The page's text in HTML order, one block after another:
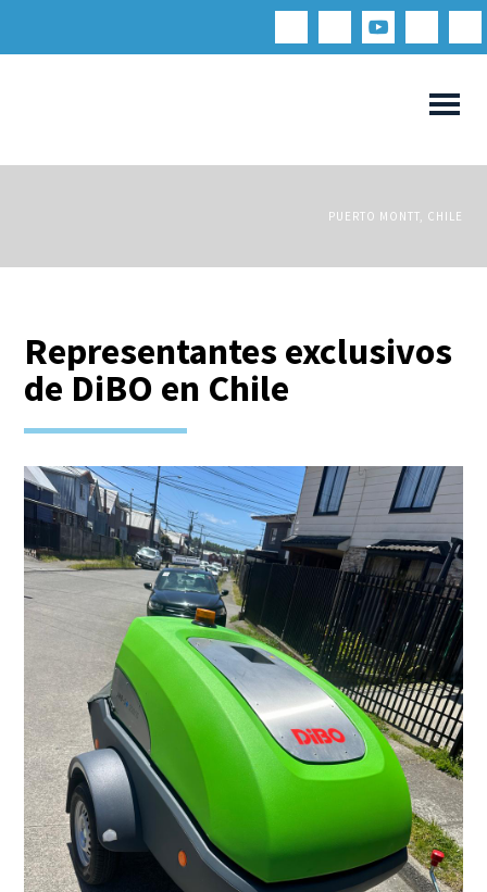
PUERTO MONTT, CHILE
Representantes exclusivos
de DiBO en Chile